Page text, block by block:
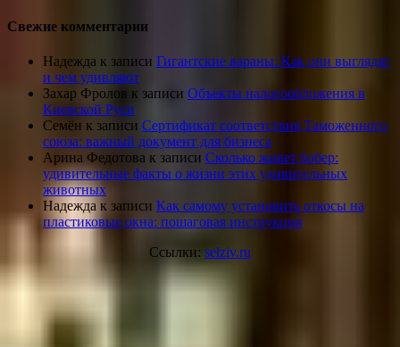
Свежие комментарии
Надежда к записи Гигантские вараны: Как они выглядят
и чем удивляют
Захар Фролов к записи Объекты налогообложения в
Киевской Руси
Семён к записи Сертификат соответствия Таможенного
союза: важный документ для бизнеса
Арина Федотова к записи Сколько живет бобер:
удивительные факты о жизни этих удивительных
животных
Надежда к записи Как самому установить откосы на
пластиковые окна: пошаговая инструкция
Ссылки: selziv.ru